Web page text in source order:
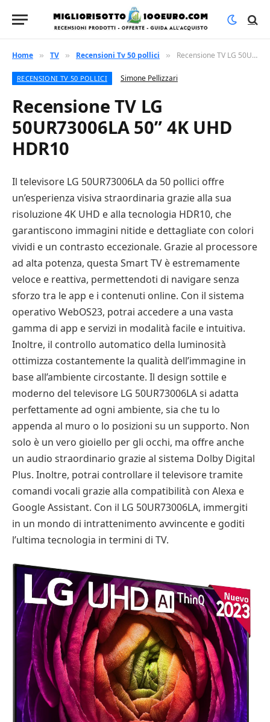
Home » TV » Recensioni Tv 50 pollici » Recensione TV LG 50UR73006LA 50” 4K UHD HDR10
RECENSIONI TV 50 POLLICI Simone Pellizzari
Recensione TV LG
50UR73006LA 50” 4K UHD
HDR10
Il televisore LG 50UR73006LA da 50 pollici offre
un’esperienza visiva straordinaria grazie alla sua
risoluzione 4K UHD e alla tecnologia HDR10, che
garantiscono immagini nitide e dettagliate con colori
vividi e un contrasto eccezionale. Grazie al processore
ad alta potenza, questa Smart TV è estremamente
veloce e reattiva, permettendoti di navigare senza
sforzo tra le app e i contenuti online. Con il sistema
operativo WebOS23, potrai accedere a una vasta
gamma di app e servizi in modalità facile e intuitiva.
Inoltre, il controllo automatico della luminosità
ottimizza costantemente la qualità dell’immagine in
base all’ambiente circostante. Il design sottile e
moderno del televisore LG 50UR73006LA si adatta
perfettamente ad ogni ambiente, sia che tu lo
appenda al muro o lo posizioni su un supporto. Non
solo è un vero gioiello per gli occhi, ma offre anche
un audio straordinario grazie al sistema Dolby Digital
Plus. Inoltre, potrai controllare il televisore tramite
comandi vocali grazie alla compatibilità con Alexa e
Google Assistant. Con il LG 50UR73006LA, immergiti
in un mondo di intrattenimento avvincente e goditi
l’ultima tecnologia in termini di TV.